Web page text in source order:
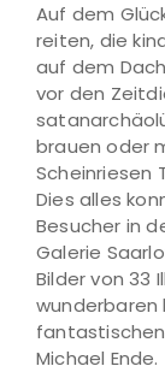
Auf dem
reiten, die
auf dem
vor den
brauen oder
Scheinriesen
Dies alles
Besucher in
Galerie
Bilder von 33
wunderbaren
Michael Ende.